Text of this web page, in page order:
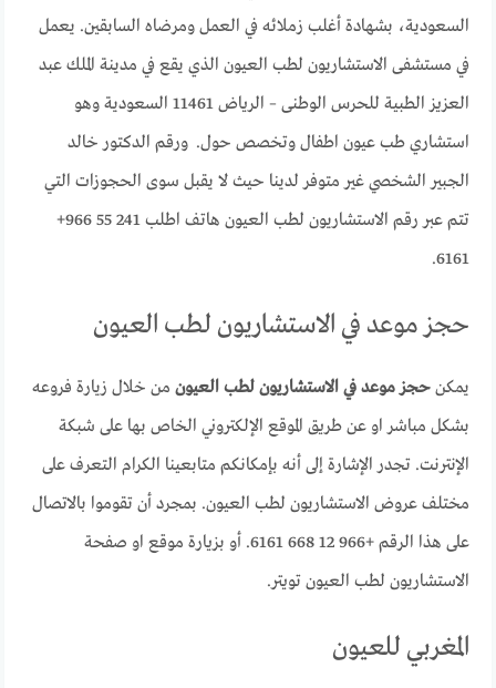
السعودية، بشهادة أغلب زملائه في العمل ومرضاه السابقين. يعمل
في مستشفى الاستشاريون لطب العيون الذي يقع في مدينة الملك عبد
العزيز الطبية للحرس الوطنى – الرياض 11461 السعودية وهو
استشاري طب عيون اطفال وتخصص حول. ورقم الدكتور خالد
الجبير الشخصي غير متوفر لدينا حيث لا يقبل سوى الحجوزات التي
تتم عبر رقم الاستشاريون لطب العيون هاتف اطلب ‪+966 55 241
6161‬‏.
حجز موعد في الاستشاريون لطب العيون
يمكنحجز موعد في الاستشاريون لطب العيون من خلال زيارة فروعه
بشكل مباشر او عن طريق الموقع الإلكتروني الخاص بها على شبكة
الإنترنت. تجدر الإشارة إلى أنه بإمكانكم متابعينا الكرام التعرف على
مختلف عروض الاستشاريون لطب العيون. بمجرد أن تقوموا بالاتصال
على هذا الرقم +966 12 668 6161. أو بزيارة موقع او صفحة
الاستشاريون لطب العيون تويتر.
المغربي للعيون